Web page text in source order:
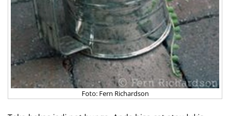
Foto: Fern Richardson